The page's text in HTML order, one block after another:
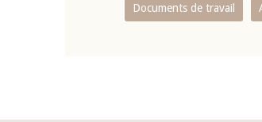
Documents de travail